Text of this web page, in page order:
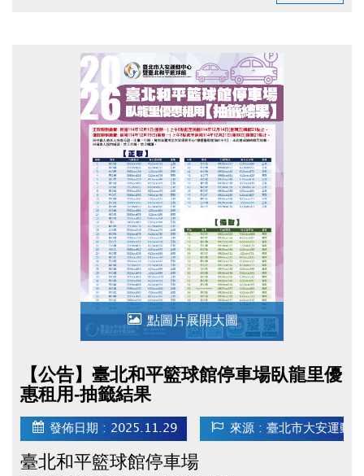
假日（週六、日）50元/時
全程以半小時計
點圖片展開大圖
【公告】臺北和平籃球館停車場臥龍里優
惠租用-抽籤結果
發佈日期 : 2025.11.29 來源 : 臺北市大安運動
臺北和平籃球館停車場